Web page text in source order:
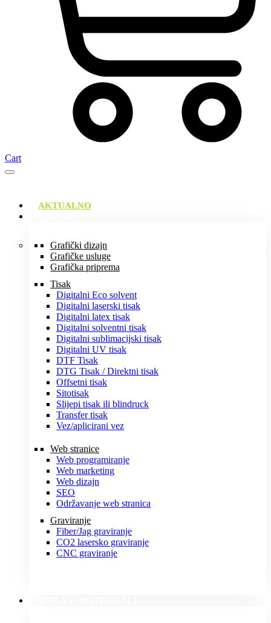
Cart
AKTUALNO
Grafički dizajn
Grafičke usluge
Grafička priprema
Tisak
Digitalni Eco solvent
Digitalni laserski tisak
Digitalni latex tisak
Digitalni solventni tisak
Digitalni sublimacijski tisak
Digitalni UV tisak
DTF Tisak
DTG Tisak / Direktni tisak
Offsetni tisak
Sitotisak
Slijepi tisak ili blindruck
Transfer tisak
Vez/aplicirani vez
Web stranice
Web programiranje
Web marketing
Web dizajn
SEO
Održavanje web stranica
Graviranje
Fiber/Jag graviranje
CO2 lasersko graviranje
CNC graviranje